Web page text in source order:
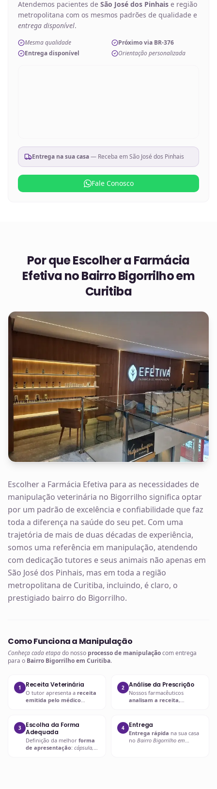
Atendemos pacientes de São José dos Pinhais e região
metropolitana com os mesmos padrões de qualidade e
entrega disponível.
Mesma qualidade
Próximo via BR-376
Entrega disponível
Orientação personalizada
Entrega na sua casa— Receba emSão José dos Pinhais
Fale Conosco
Por que Escolher a Farmácia
Efetiva noBairro Bigorrilho em
Curitiba
Escolher a Farmácia Efetiva para as necessidades de
manipulação veterinária no Bigorrilho significa optar
por um padrão de excelência e confiabilidade que faz
toda a diferença na saúde do seu pet. Com uma
trajetória de mais de duas décadas de experiência,
somos uma referência em manipulação, atendendo
com dedicação tutores e seus animais não apenas em
São José dos Pinhais, mas em toda a região
metropolitana de Curitiba, incluindo, é claro, o
prestigiado bairro do Bigorrilho.
Como Funciona a Manipulação
Conheça cada etapado nosso processo de manipulaçãocom entrega
para o Bairro Bigorrilho em Curitiba.
1 Receita Veterinária
O tutor apresenta a receita
emitida pelo médico
2 Análise da Prescrição
Nossos farmacêuticos
analisam a receita,
compatibilidade
3
Escolha da Forma
Adequada
Definição da melhor forma
de apresentação: cápsula,
4 Entrega
Entrega rápida na sua casa
no Bairro Bigorrilho em